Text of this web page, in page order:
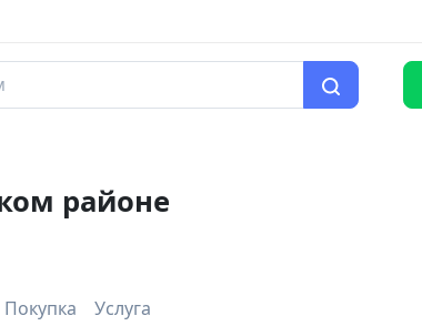
районе
Покупка Услуга